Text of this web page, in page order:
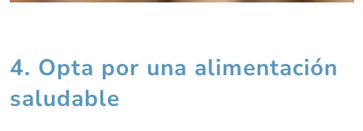
4. Opta por una alimentación
saludable